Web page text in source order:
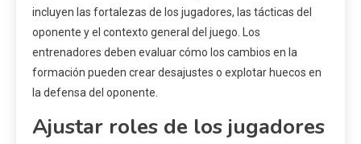
incluyen las fortalezas de los jugadores, las tácticas del
oponente y el contexto general del juego. Los
entrenadores deben evaluar cómo los cambios en la
formación pueden crear desajustes o explotar huecos en
la defensa del oponente.
Ajustar roles de los jugadores